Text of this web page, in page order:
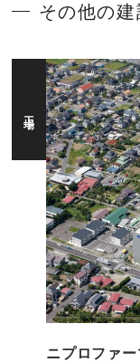
その他の建
ニプロファ